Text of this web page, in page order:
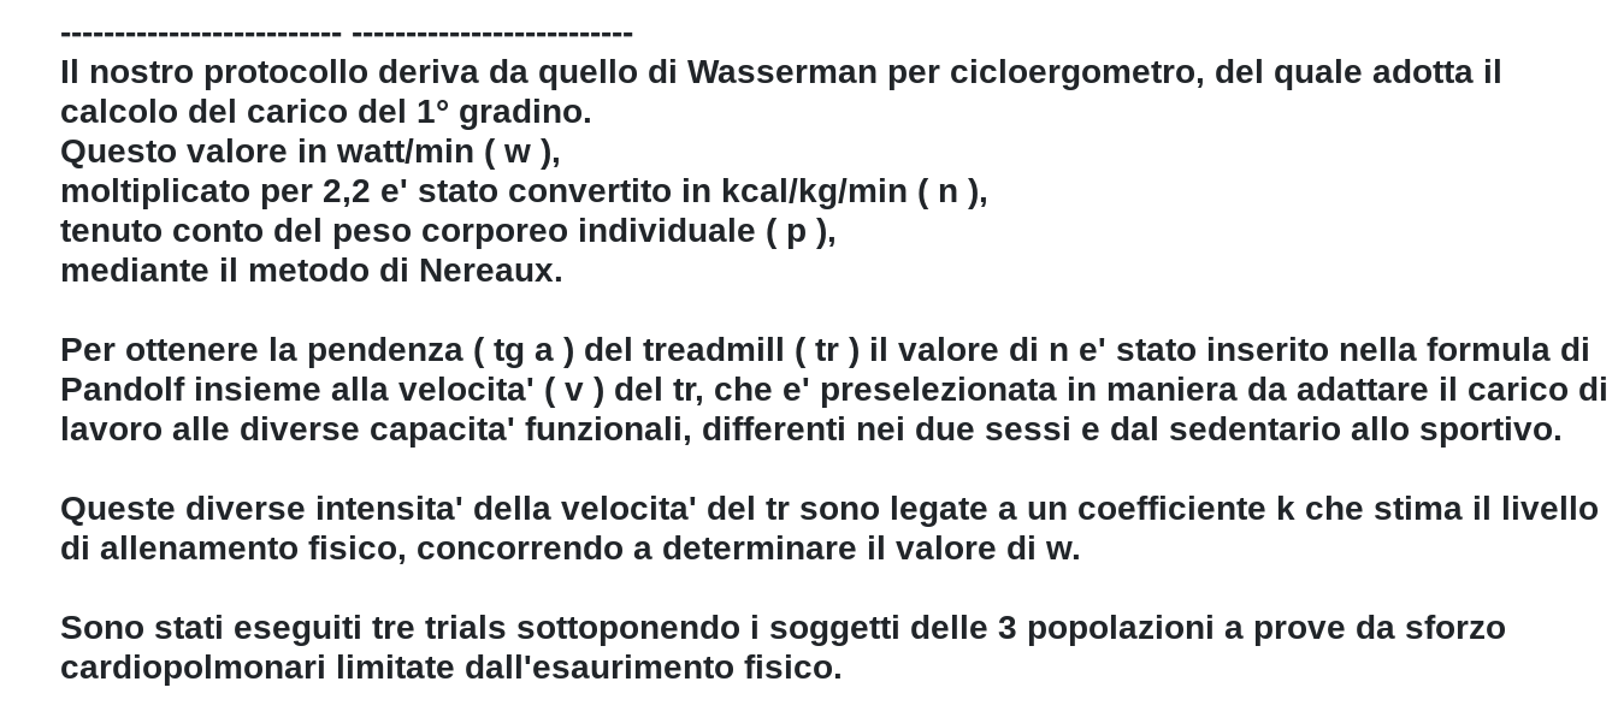
-------------------------- --------------------------
Il nostro protocollo deriva da quello di Wasserman per cicloergometro, del quale adotta il
calcolo del carico del 1° gradino.
Questo valore in watt/min ( w ),
moltiplicato per 2,2 e' stato convertito in kcal/kg/min ( n ),
tenuto conto del peso corporeo individuale ( p ),
mediante il metodo di Nereaux.
Per ottenere la pendenza ( tg a ) del treadmill ( tr ) il valore di n e' stato inserito nella formula di
Pandolf insieme alla velocita' ( v ) del tr, che e' preselezionata in maniera da adattare il carico di
lavoro alle diverse capacita' funzionali, differenti nei due sessi e dal sedentario allo sportivo.
Queste diverse intensita' della velocita' del tr sono legate a un coefficiente k che stima il livello
di allenamento fisico, concorrendo a determinare il valore di w.
Sono stati eseguiti tre trials sottoponendo i soggetti delle 3 popolazioni a prove da sforzo
cardiopolmonari limitate dall'esaurimento fisico.